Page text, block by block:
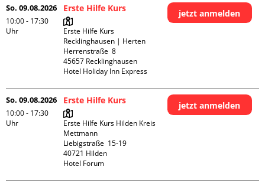
So. 09.08.2026
10:00 - 17:30
Uhr
Erste Hilfe Kurs
Erste Hilfe Kurs
Recklinghausen | Herten
Herrenstraße  8
45657 Recklinghausen
Hotel Holiday Inn Express
jetzt anmelden
So. 09.08.2026
10:00 - 17:30
Uhr
Erste Hilfe Kurs
Erste Hilfe Kurs Hilden Kreis
Mettmann
Liebigstraße  15-19
40721 Hilden
Hotel Forum
jetzt anmelden